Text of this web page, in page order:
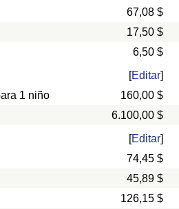
67,08 $
17,50 $
6,50 $
[Editar]
1 niño
160,00 $
6.100,00 $
[Editar]
74,45 $
45,89 $
126,15 $